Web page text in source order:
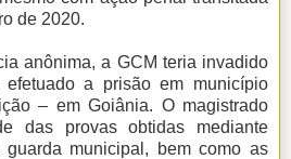
de 2020.
anônima, a GCM teria invadido
a prisão em município
– em Goiânia. O magistrado
das provas obtidas mediante
municipal, bem como as